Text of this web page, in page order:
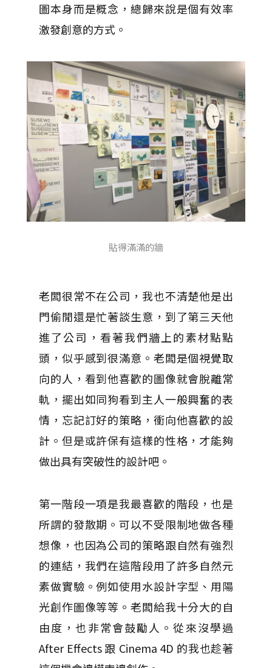
圖本身而是概念，總歸來說是個有效率
激發創意的方式。
貼得滿滿的牆
老闆很常不在公司，我也不清楚他是出
門偷閒還是忙著談生意，到了第三天他
進了公司，看著我們牆上的素材點點
頭，似乎感到很滿意。老闆是個視覺取
向的人，看到他喜歡的圖像就會脫離常
軌，擺出如同狗看到主人一般興奮的表
情，忘記訂好的策略，衝向他喜歡的設
計。但是或許保有這樣的性格，才能夠
做出具有突破性的設計吧。
第一階段一項是我最喜歡的階段，也是
所謂的發散期。可以不受限制地做各種
想像，也因為公司的策略跟自然有強烈
的連結，我們在這階段用了許多自然元
素做實驗。例如使用水設計字型、用陽
光創作圖像等等。老闆給我十分大的自
由度，也非常會鼓勵人。從來沒學過
After Effects 跟 Cinema 4D 的我也趁著